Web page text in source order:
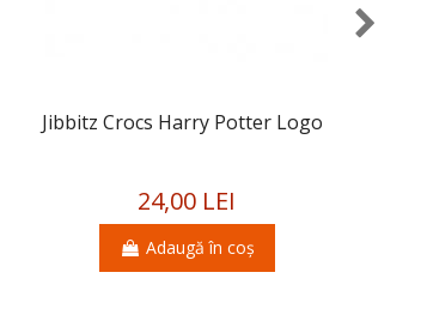
Jibbitz Crocs Harry Potter Logo
24,00 LEI
Adaugă în coș